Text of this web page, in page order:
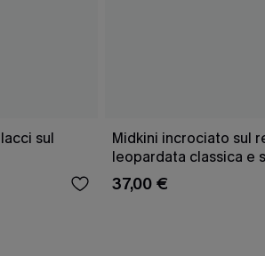
sul
Midkini incrociato sul
leopardata classica e
37,00 €